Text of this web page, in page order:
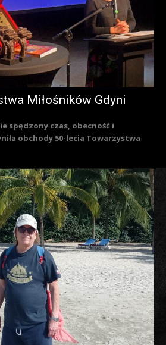
Miłośników Gdyni
spędzony czas, obecność i
obchody 50-lecia Towarzystwa